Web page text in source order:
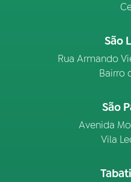
São
Rua Armando
Bairro
São
Avenida
Vila